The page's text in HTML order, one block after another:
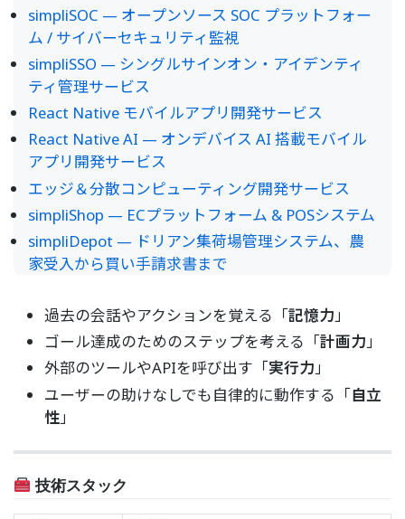
simpliSOC — オープンソース SOC プラットフォー
ム / サイバーセキュリティ監視
simpliSSO — シングルサインオン・アイデンティ
ティ管理サービス
React Native モバイルアプリ開発サービス
React Native AI — オンデバイス AI 搭載モバイル
アプリ開発サービス
エッジ＆分散コンピューティング開発サービス
simpliShop — ECプラットフォーム & POSシステム
simpliDepot — ドリアン集荷場管理システム、農
家受入から買い手請求書まで
過去の会話やアクションを覚える「記憶力」
ゴール達成のためのステップを考える「計画力」
外部のツールやAPIを呼び出す「実行力」
ユーザーの助けなしでも自律的に動作する「自立
性」
技術スタック